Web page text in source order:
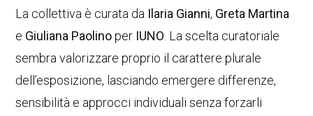
La collettiva è curata da Ilaria Gianni, Greta Martina
e Giuliana Paolinoper IUNO . La scelta curatoriale
sembra valorizzare proprio il carattere plurale
dell’esposizione, lasciando emergere differenze,
sensibilità e approcci individuali senza forzarli